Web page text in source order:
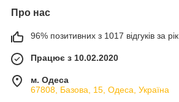
Про нас
96% позитивних з 1017 відгуків за рік
Працює з 10.02.2020
м. Одеса
67808, Базова, 15, Одеса, Україна